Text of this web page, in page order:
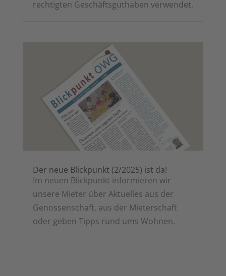
rech­tig­ten Geschäfts­gut­ha­ben verwendet.
Der neue Blick­punkt (2/2025) ist da!
Im neu­en Blick­punkt infor­mie­ren wir
unse­re Mie­ter über Aktu­el­les aus der
Genos­sen­schaft, aus der Mie­ter­schaft
oder geben Tipps rund ums Wohnen.